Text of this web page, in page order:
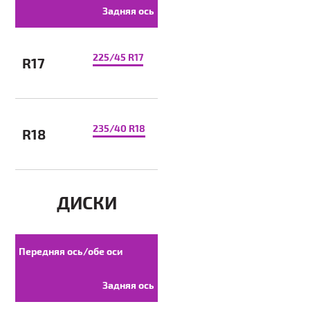
Задняя ось
R17 225/45 R17
R18 235/40 R18
ДИСКИ
Передняя ось/обе оси
Задняя ось